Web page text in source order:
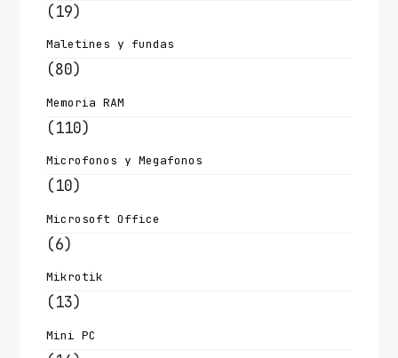
(19)
Maletines y fundas
(80)
Memoria RAM
(110)
Microfonos y Megafonos
(10)
Microsoft Office
(6)
Mikrotik
(13)
Mini PC